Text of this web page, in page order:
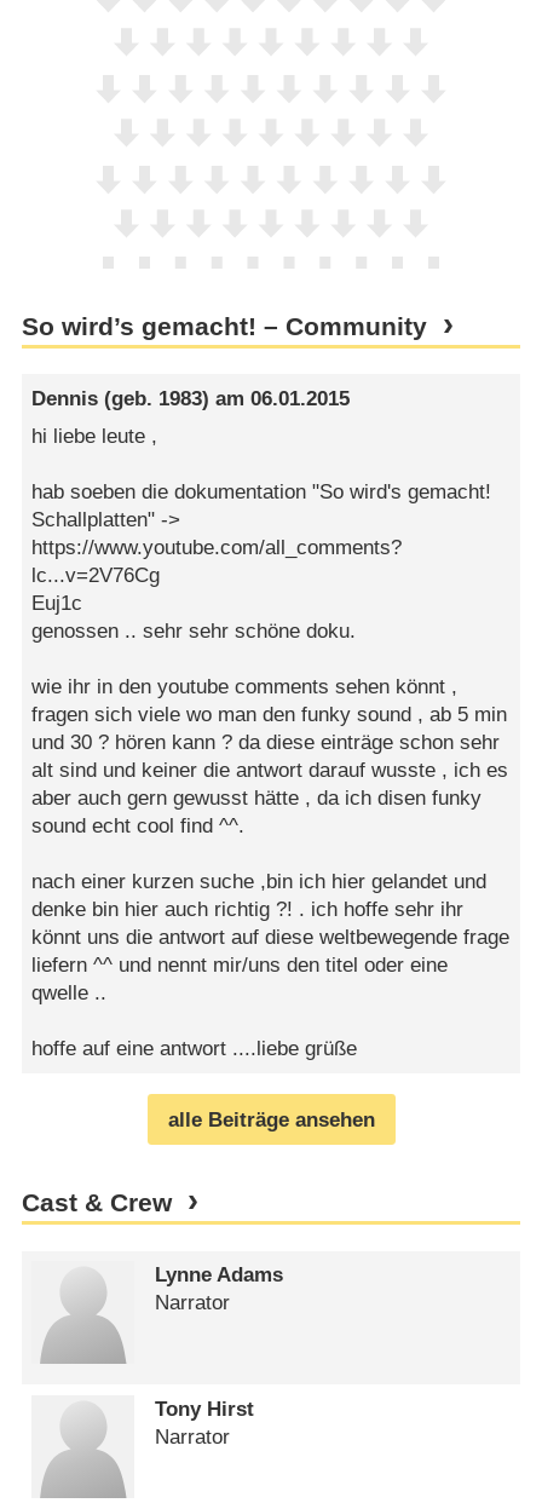
So wird’s gemacht! – Community
Dennis (geb. 1983) am06.01.2015
hi liebe leute ,
hab soeben die dokumentation "So wird's gemacht!
Schallplatten" ->
https://www.youtube.com/all_comments?
lc...v=2V76Cg
Euj1c
genossen .. sehr sehr schöne doku.
wie ihr in den youtube comments sehen könnt ,
fragen sich viele wo man den funky sound , ab 5 min
und 30 ? hören kann ? da diese einträge schon sehr
alt sind und keiner die antwort darauf wusste , ich es
aber auch gern gewusst hätte , da ich disen funky
sound echt cool find ^^.
nach einer kurzen suche ,bin ich hier gelandet und
denke bin hier auch richtig ?! . ich hoffe sehr ihr
könnt uns die antwort auf diese weltbewegende frage
liefern ^^ und nennt mir/uns den titel oder eine
qwelle ..
hoffe auf eine antwort ....liebe grüße
alle Beiträge ansehen
Cast & Crew
Lynne Adams
Narrator
Tony Hirst
Narrator